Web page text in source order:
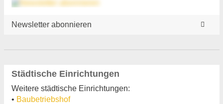
Newsletter abonnieren
Städtische Einrichtungen
Weitere städtische Einrichtungen:
• Baubetriebshof